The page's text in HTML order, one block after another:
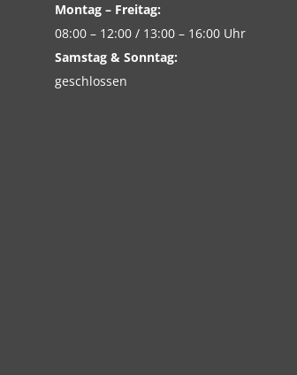
Montag – Freitag:
08:00 – 12:00 / 13:00 – 16:00 Uhr
Samstag & Sonntag:
geschlossen